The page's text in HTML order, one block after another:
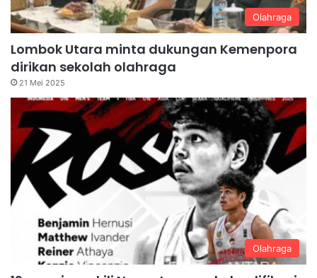
Olahraga
Lombok Utara minta dukungan Kemenpora
dirikan sekolah olahraga
21 Mei 2025
Olahraga